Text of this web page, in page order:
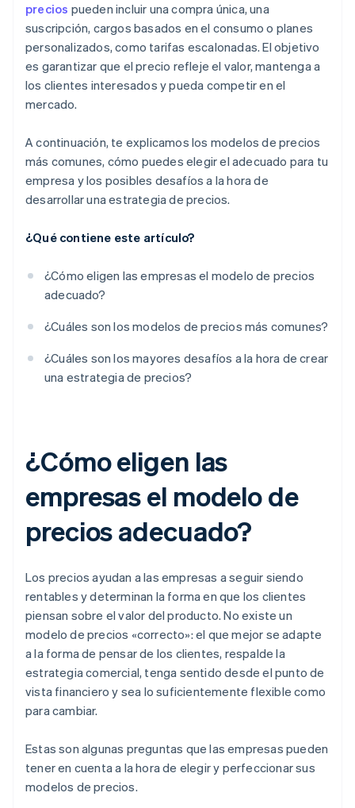
Estructurar tarifas escalonadas
Gestionar los aumentos de precios
Hacer de los precios una ventaja competitiva
precios pueden incluir una compra única, una
suscripción, cargos basados en el consumo o planes
personalizados, como tarifas escalonadas. El objetivo
es garantizar que el precio refleje el valor, mantenga a
los clientes interesados y pueda competir en el
mercado.
A continuación, te explicamos los modelos de precios
más comunes, cómo puedes elegir el adecuado para tu
empresa y los posibles desafíos a la hora de
desarrollar una estrategia de precios.
¿Qué contiene este artículo?
¿Cómo eligen las empresas el modelo de precios
adecuado?
¿Cuáles son los modelos de precios más comunes?
¿Cuáles son los mayores desafíos a la hora de crear
una estrategia de precios?
¿Cómo eligen las
empresas el modelo de
precios adecuado?
Los precios ayudan a las empresas a seguir siendo
rentables y determinan la forma en que los clientes
piensan sobre el valor del producto. No existe un
modelo de precios «correcto»: el que mejor se adapte
a la forma de pensar de los clientes, respalde la
estrategia comercial, tenga sentido desde el punto de
vista financiero y sea lo suficientemente flexible como
para cambiar.
Estas son algunas preguntas que las empresas pueden
tener en cuenta a la hora de elegir y perfeccionar sus
modelos de precios.